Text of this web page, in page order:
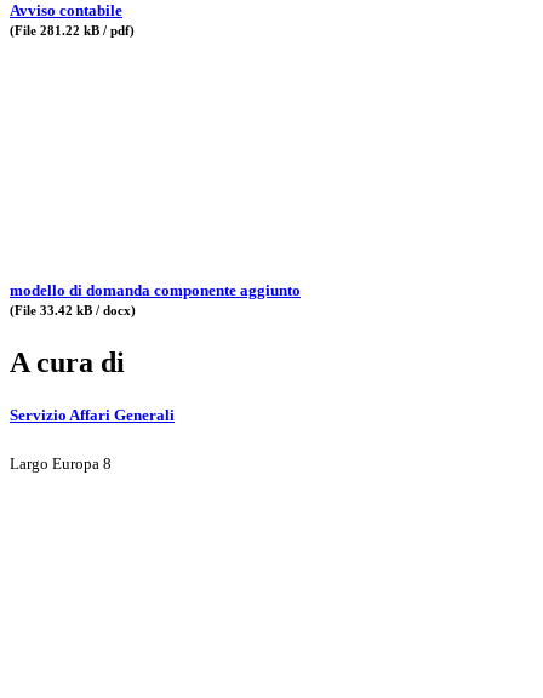
Avviso contabile
(File 281.22 kB / pdf)
modello di domanda componente aggiunto
(File 33.42 kB / docx)
A cura di
Servizio Affari Generali
Largo Europa 8